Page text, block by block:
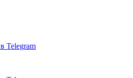
Telegram